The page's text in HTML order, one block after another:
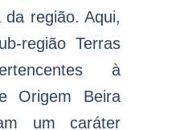
da região. Aqui,
região Terras
à
Origem Beira
um caráter